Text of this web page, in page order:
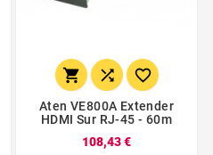
  
Aten VE800A Extender
HDMI Sur RJ-45 - 60m
108,43 €